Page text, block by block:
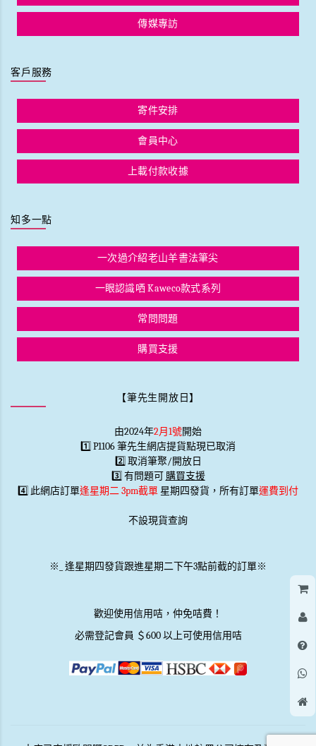
傳媒專訪
客戶服務
寄件安排
會員中心
上載付款收據
知多一點
一次過介紹老山羊書法筆尖
一眼認識哂 Kaweco款式系列
常問問題
購買支援
【筆先生開放日】
由2024年2月1號開始
1️⃣ P1106 筆先生網店提貨點現已取消
2️⃣ 取消筆聚/開放日
3️⃣ 有問題可 購買支援
4️⃣ 此網店訂單逢星期二 3pm截單 星期四發貨，所有訂單運費到付
不設現貨查詢
※ 逢星期四發貨跟進星期二下午3點前截的訂單※
歡迎使用信用咭，仲免咭費！
必需登記會員 ＄600 以上可使用信用咭